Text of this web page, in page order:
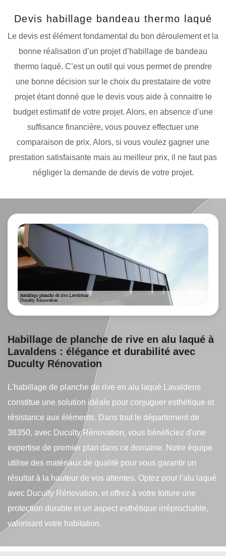
Devis habillage bandeau thermo laqué
Le devis est élément fondamental du bon déroulement et la
bonne réalisation d’un projet d’habillage de bandeau
thermo laqué. C’est un outil qui vous permet de prendre
une bonne décision sur le choix du prestataire de votre
projet étant donné que le devis vous aide à connaitre le
budget estimatif de votre projet. Alors, en absence d’une
suffisance financière, vous pouvez effectuer une
comparaison de prix. Alors, si vous voulez gagner une
prestation satisfaisante mais au meilleur prix, il ne faut pas
négliger la demande de devis de votre projet.
Habillage de planche de rive en alu laqué à
Lavaldens : élégance et durabilité avec
Duculty Rénovation
L'habillage de planche de rive en alu laqué Lavaldens
constitue une solution idéale pour conjuguer esthétique et
résistance aux éléments. Dans tout le département de
38350, avec Duculty Rénovation, vous bénéficiez d'une
expertise de premier plan dans ce domaine. Notre équipe
utilise des matériaux de qualité pour vous garantir un
résultat à la hauteur de vos attentes. Optez pour l'alu laqué
avec Duculty Rénovation, et offrez à votre toiture une
protection durable et un aspect esthétique irréprochable,
valorisant votre habitation.